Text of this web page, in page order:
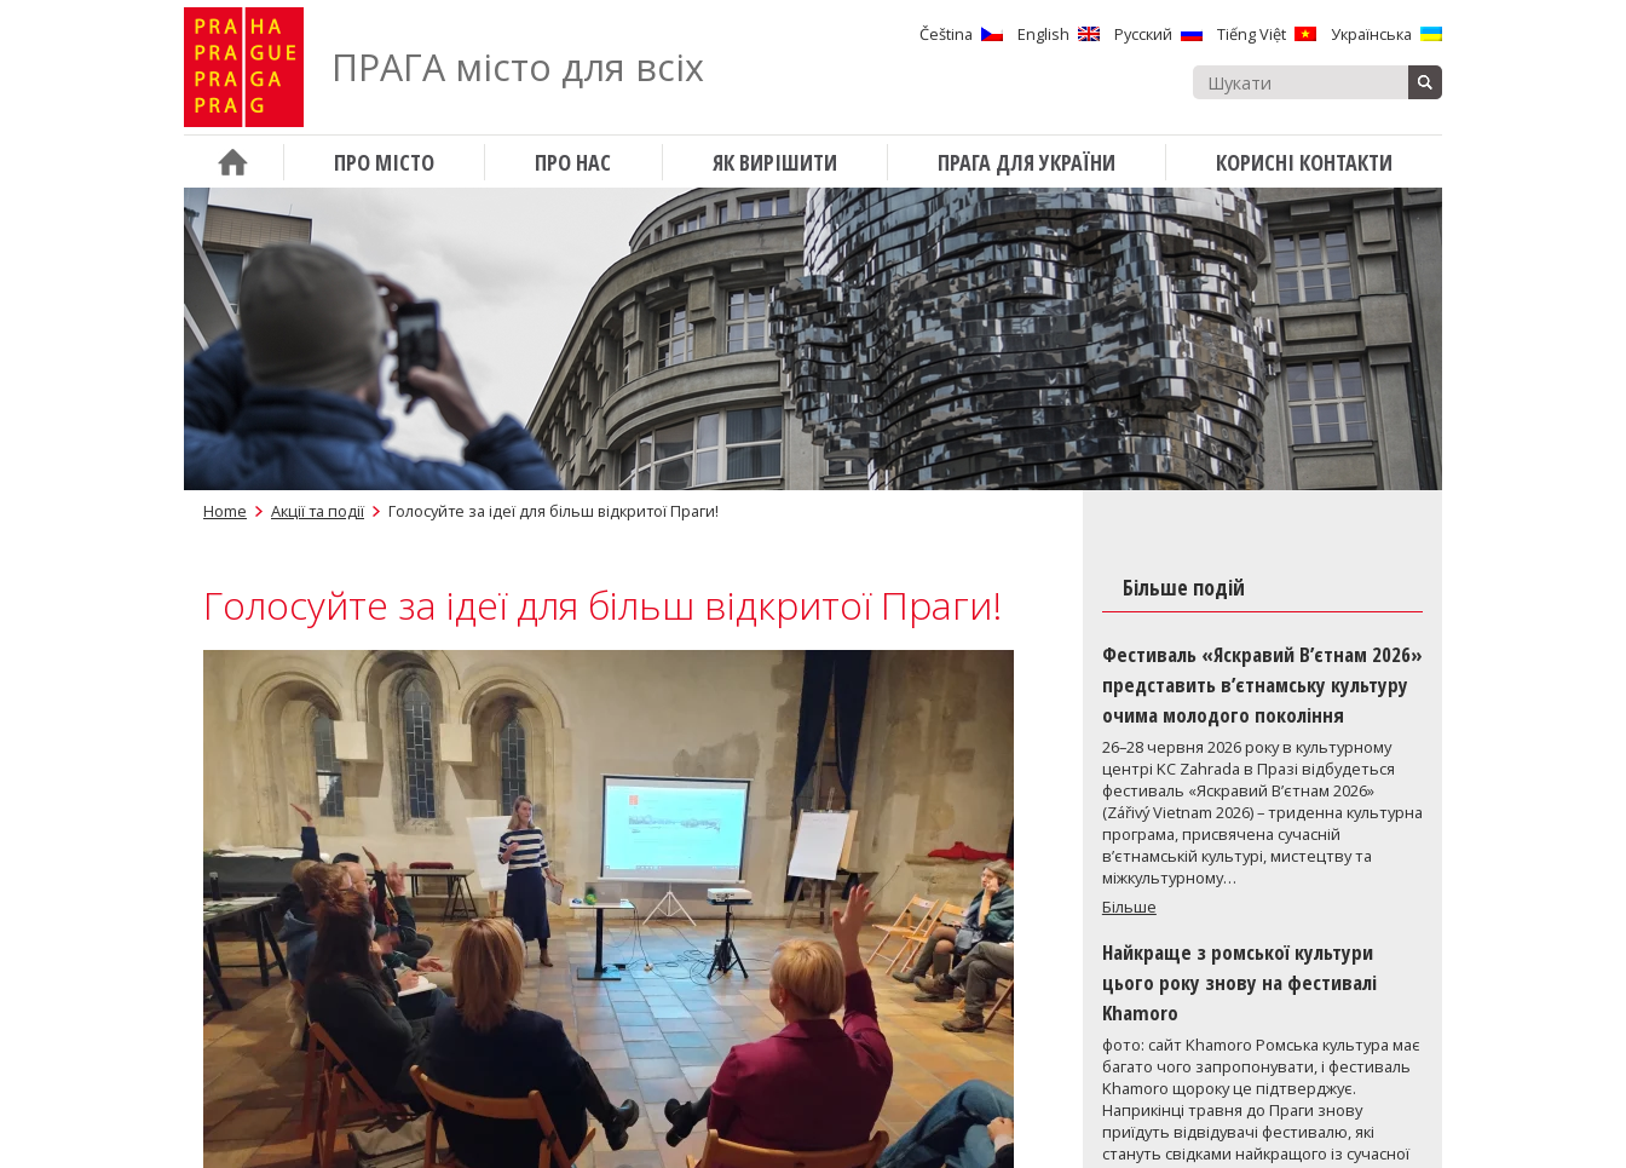
ПРАГА місто для всіх
Čeština English Русский Tiếng Việt Українська
ПРО МІСТО ПРО НАС ЯК ВИРІШИТИ ПРАГА ДЛЯ УКРАЇНИ КОРИСНІ КОНТАКТИ
Home Акції та події Голосуйте за ідеї для більш відкритої Праги!
Голосуйте за ідеї для більш відкритої Праги! Більше подій
Фестиваль «Яскравий В’єтнам 2026»
представить в’єтнамську культуру
очима молодого покоління
26–28 червня 2026 року в культурному
центрі KC Zahrada в Празі відбудеться
фестиваль «Яскравий В’єтнам 2026»
(Zářivý Vietnam 2026) – триденна культурна
програма, присвячена сучасній
в’єтнамській культурі, мистецтву та
міжкультурному…
Більше
Найкраще з ромської культури
цього року знову на фестивалі
Khamoro
фото: сайт Khamoro Ромська культура має
багато чого запропонувати, і фестиваль
Khamoro щороку це підтверджує.
Наприкінці травня до Праги знову
приїдуть відвідувачі фестивалю, які
стануть свідками найкращого із сучасної